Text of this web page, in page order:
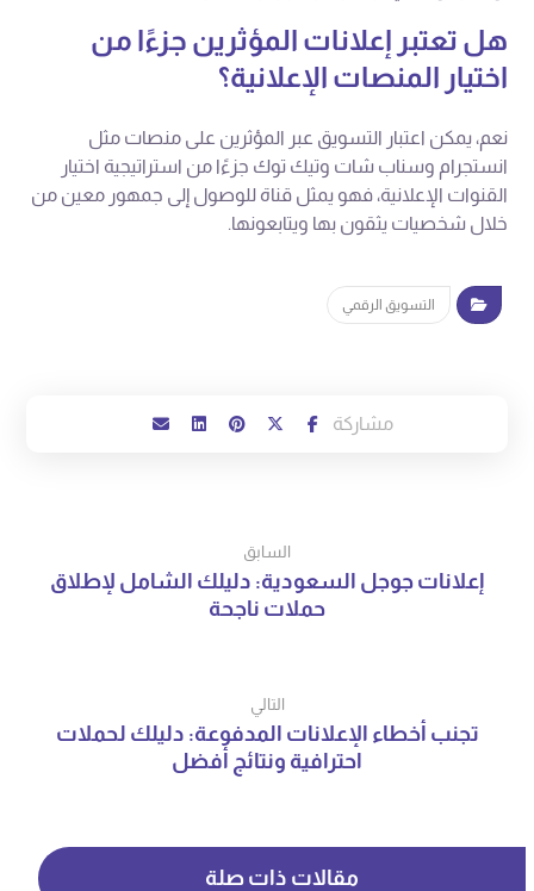
هل تعتبر إعلانات المؤثرين جزءًا من
اختيار المنصات الإعلانية؟
نعم، يمكن اعتبار التسويق عبر المؤثرين على منصات مثل
انستجرام وسناب شات وتيك توك جزءًا من استراتيجية اختيار
القنوات الإعلانية، فهو يمثل قناة للوصول إلى جمهور معين من
خلال شخصيات يثقون بها ويتابعونها.
التسويق الرقمي
السابق
إعلانات جوجل السعودية: دليلك الشامل لإطلاق
حملات ناجحة
التالي
تجنب أخطاء الإعلانات المدفوعة: دليلك لحملات
احترافية ونتائج أفضل
مقالات ذات صلة